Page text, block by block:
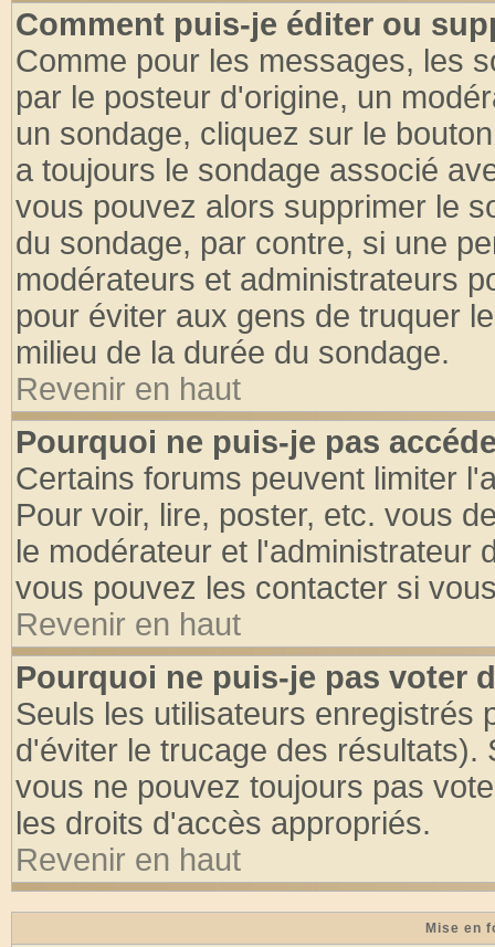
Comment puis-je éditer ou
Comme pour les messages, les
par le posteur d'origine, un
un sondage, cliquez sur le
a toujours le sondage associé
vous pouvez alors supprimer le
du sondage, par contre, si une
modérateurs et administrateurs
pour éviter aux gens de truquer
milieu de la durée du sondage.
Revenir en haut
Pourquoi ne puis-je pas
Certains forums peuvent limiter
Pour voir, lire, poster, etc. vous
le modérateur et l'administrateur
vous pouvez les contacter si
Revenir en haut
Pourquoi ne puis-je pas voter
Seuls les utilisateurs enregistrés
d'éviter le trucage des
vous ne pouvez toujours pas
les droits d'accès appropriés.
Revenir en haut
Mise en